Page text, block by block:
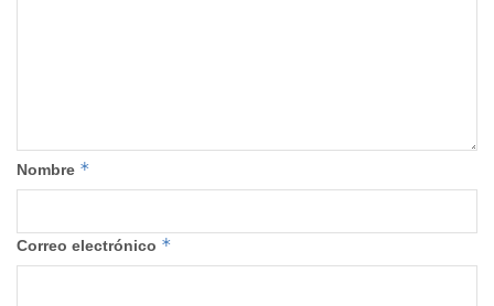
Nombre *
Correo electrónico *